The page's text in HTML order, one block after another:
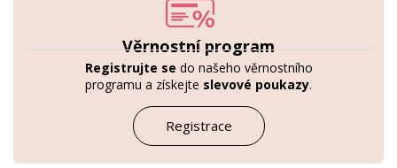
Věrnostní program
Registrujte se do našeho věrnostního
programu a získejte slevové poukazy.
Registrace